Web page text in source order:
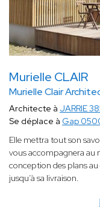
Murielle CLAIR
Murielle Clair
Architecte à JARRIE
Se déplace à Gap
Elle mettra tout son
vous accompagnera au
conception des plans
jusqu’à sa livraison.